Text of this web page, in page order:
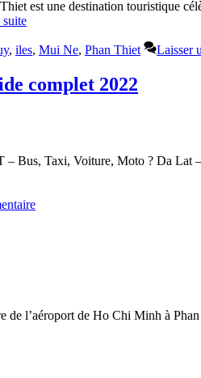
est une destination touristique
, iles, Mui Ne, Phan Thiet Laisser
complet 2022
Taxi, Voiture, Moto ? Da Lat
l’aéroport de Ho Chi Minh à